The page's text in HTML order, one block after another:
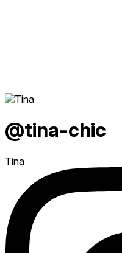
@tina-chic
Tina